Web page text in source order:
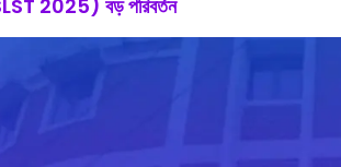
2025) বড় পরিবর্তন